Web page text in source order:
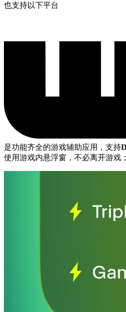
也支持以下平台
是功能齐全的游戏辅助应用，支持
使用游戏内悬浮窗，不必离开游戏